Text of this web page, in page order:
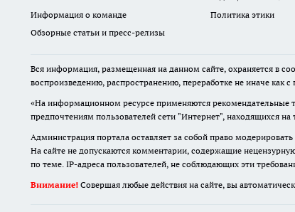
Информация о команде
Политика этики
Обзорные статьи и пресс-релизы
Вся информация, размещенная на данном сайте, охраняется в
воспроизведению, распространению, переработке не иначе как
«На информационном ресурсе применяются рекомендательные
предпочтениям пользователей сети "Интернет", находящихся
Администрация портала оставляет за собой право
На сайте не допускаются комментарии, содержащие
по теме. IP-адреса пользователей, не соблюдающих эти
Внимание! Совершая любые действия на сайте, вы